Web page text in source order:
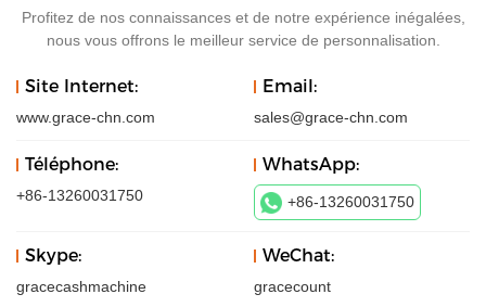
Profitez de nos connaissances et de notre expérience inégalées,
nous vous offrons le meilleur service de personnalisation.
Site Internet:
www.grace-chn.com
Email:
sales@grace-chn.com
Téléphone:
+86-13260031750
WhatsApp:
+86-13260031750
Skype:
gracecashmachine
WeChat:
gracecount